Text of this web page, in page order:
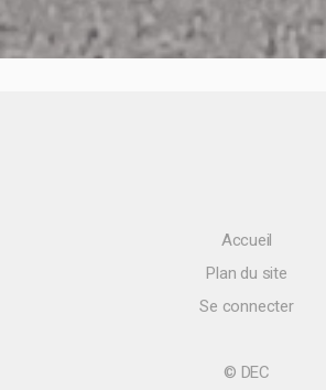
Accueil
Plan du site
Se connecter
© DEC